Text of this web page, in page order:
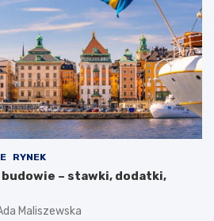
RYNEK
– stawki, dodatki,
Maliszewska